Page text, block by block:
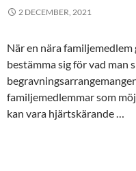
2 DECEMBER, 2021
När en nära
bestämma sig för vad man
familjemedlemmar som
kan vara hjärtskärande …